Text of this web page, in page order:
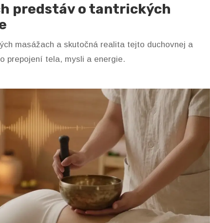
predstáv o tantrických
masážach a skutočná realita tejto duchovnej a
prepojení tela, mysli a energie.